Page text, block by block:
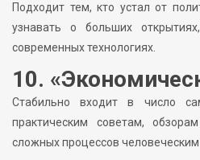
Подходит тем, кто устал от
узнавать о больших
современных технологиях.
10.
Стабильно входит в число
практическим советам,
сложных процессов